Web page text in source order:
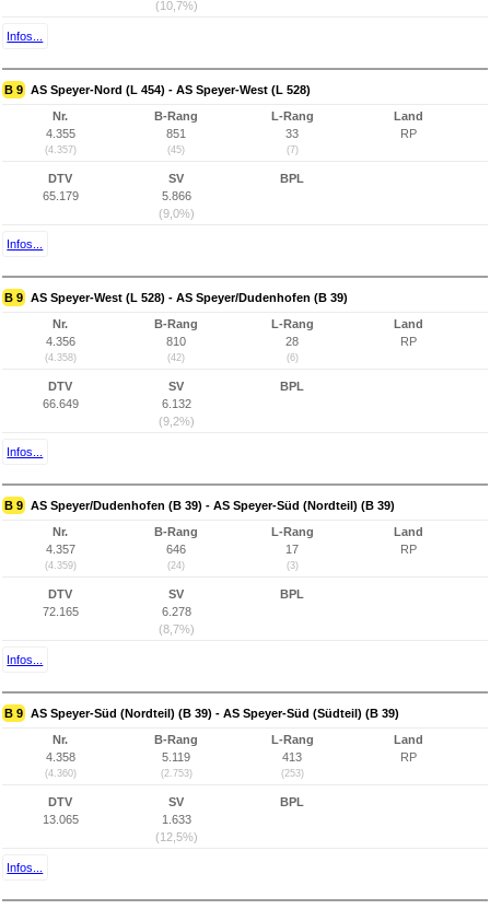
(10,7%)
Infos...
B 9 AS Speyer-Nord (L 454) - AS Speyer-West (L 528)
Nr.
4.355
(4.357)
B-Rang
851
(45)
L-Rang
33
(7)
Land
RP
DTV
65.179
SV
5.866
(9,0%)
BPL
Infos...
B 9 AS Speyer-West (L 528) - AS Speyer/Dudenhofen (B 39)
Nr.
4.356
(4.358)
B-Rang
810
(42)
L-Rang
28
(6)
Land
RP
DTV
66.649
SV
6.132
(9,2%)
BPL
Infos...
B 9 AS Speyer/Dudenhofen (B 39) - AS Speyer-Süd (Nordteil) (B 39)
Nr.
4.357
(4.359)
B-Rang
646
(24)
L-Rang
17
(3)
Land
RP
DTV
72.165
SV
6.278
(8,7%)
BPL
Infos...
B 9 AS Speyer-Süd (Nordteil) (B 39) - AS Speyer-Süd (Südteil) (B 39)
Nr.
4.358
(4.360)
B-Rang
5.119
(2.753)
L-Rang
413
(253)
Land
RP
DTV
13.065
SV
1.633
(12,5%)
BPL
Infos...